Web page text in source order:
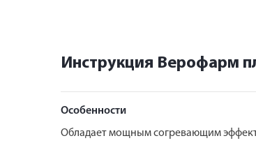
Инструкция Верофарм
Особенности
Обладает мощным согревающим